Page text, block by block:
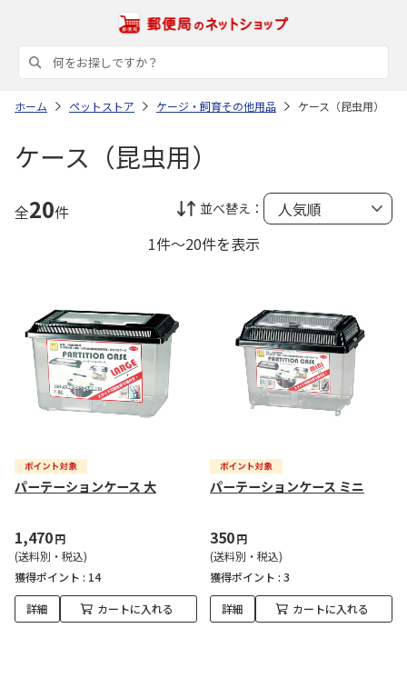
ホーム ペットストア ケージ・飼育その他用品 ケース（昆虫用）
ケース（昆虫用）
全20件 並べ替え：
1件～20件を表示
パーテーションケース 大
1,470円
(送料別・税込)
獲得ポイント : 14
詳細 カートに入れる
パーテーションケース ミニ
350円
(送料別・税込)
獲得ポイント : 3
詳細 カートに入れる